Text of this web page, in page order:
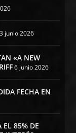
junio 2026
«A NEW
6 junio 2026
FECHA EN
EL 85% DE